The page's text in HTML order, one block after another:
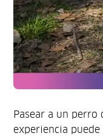
Pasear a un
experiencia